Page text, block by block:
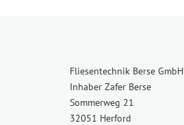
Fliesentechnik Berse GmbH
Inhaber Zafer Berse
Sommerweg 21
32051 Herford